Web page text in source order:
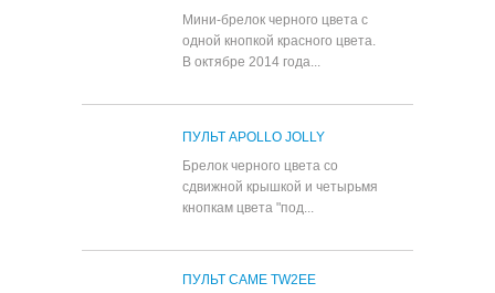
Мини-брелок черного цвета с
одной кнопкой красного цвета.
В октябре 2014 года...
ПУЛЬТ APOLLO JOLLY
Брелок черного цвета со
сдвижной крышкой и четырьмя
кнопкам цвета "под...
ПУЛЬТ CAME TW2EE